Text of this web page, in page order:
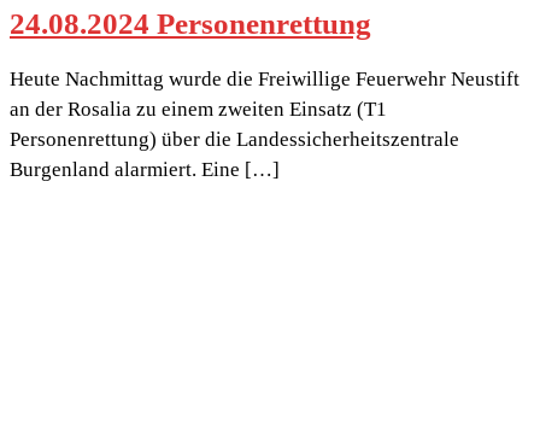
24.08.2024 Personenrettung
Heute Nachmittag wurde die Freiwillige Feuerwehr Neustift
an der Rosalia zu einem zweiten Einsatz (T1
Personenrettung) über die Landessicherheitszentrale
Burgenland alarmiert. Eine […]